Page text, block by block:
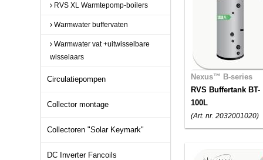
RVS XL Warmtepomp-boilers
Warmwater buffervaten
Warmwater vat +uitwisselbare
wisselaars
Circulatiepompen
Collector montage
Collectoren "Solar Keymark"
DC Inverter Fancoils
Nexus™ B-series
RVS Buffertank BT-
100L
(Art. nr. 2032001020)